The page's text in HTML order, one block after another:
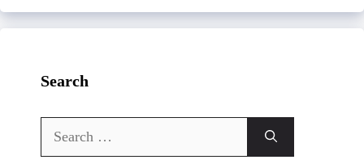
Search
Search
for: